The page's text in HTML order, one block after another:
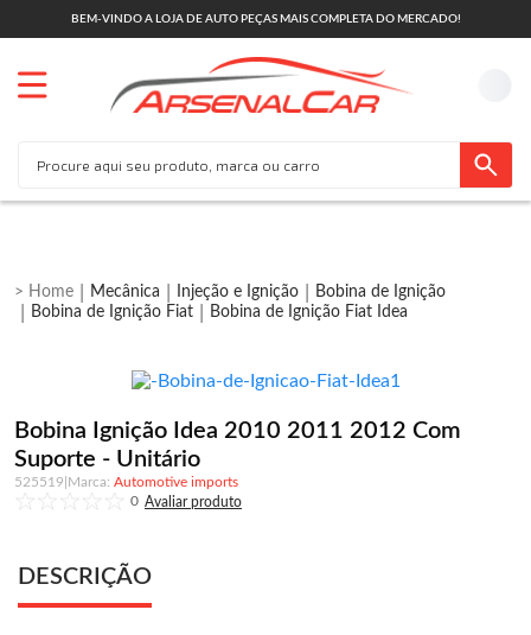
BEM-VINDO A LOJA DE AUTO PEÇAS MAIS COMPLETA DO MERCADO!
Mecânica Injeção e Ignição
Bobina de Ignição
Bobina de Ignição Fiat
Bobina de Ignição Fiat Idea
Bobina Ignição Idea 2010 2011 2012 Com
Suporte - Unitário
525519
Automotive imports
0
DESCRIÇÃO